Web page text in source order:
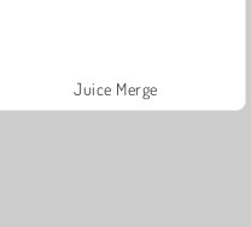
Juice Merge